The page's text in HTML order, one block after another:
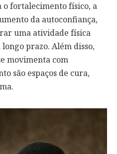
fortalecimento físico, a
da autoconfiança,
uma atividade física
prazo. Além disso,
movimenta com
são espaços de cura,